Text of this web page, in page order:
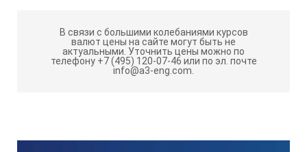
натуральности передачи цветов в условиях
профессионального использования.
Цифровой монитор высокой четкости V70 с диагональю
В связи с большими колебаниями курсов
валют цены на сайте могут быть не
актуальными. Уточнить цены можно по
телефону +7 (495) 120-07-46 или по эл. почте
info@a3-eng.com.